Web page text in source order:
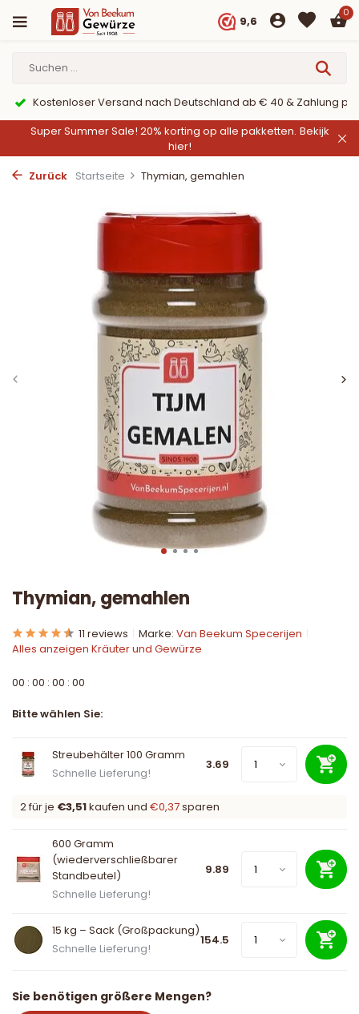
9,6
0
Kostenloser Versand nach Deutschland ab € 40 & Zahlung
Super Summer Sale! 20% korting op alle pakketten. Bekijk
hier!
Zurück Startseite Thymian, gemahlen
Thymian, gemahlen
11 reviews Marke: Van Beekum Specerijen
Alles anzeigen Kräuter und Gewürze
00 : 00 : 00 : 00
Bitte wählen Sie:
Streubehälter 100 Gramm
Schnelle Lieferung!
3.69
2 für je €3,51kaufen und €0,37sparen
600 Gramm
(wiederverschließbarer
Standbeutel)
Schnelle Lieferung!
9.89
15 kg – Sack (Großpackung)
Schnelle Lieferung!
154.5
Sie benötigen größere Mengen?